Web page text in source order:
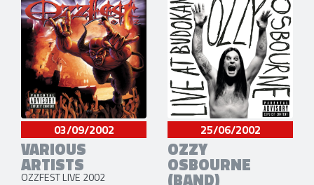
03/09/2002
VARIOUS
ARTISTS
OZZFEST LIVE 2002
25/06/2002
OZZY
OSBOURNE
(BAND)